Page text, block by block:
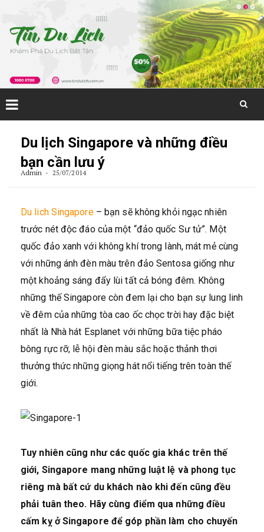
Du lịch Singapore và những điều
bạn cần lưu ý
Admin 25/07/2014
Du lich Singapore– bạn sẽ không khỏi ngạc nhiên
trước nét độc đáo của một “đảo quốc Sư tử”. Một
quốc đảo xanh với không khí trong lành, mát mẻ cùng
với những ánh đèn màu trên đảo Sentosa giống như
một khoảng sáng đẩy lùi tất cả bóng đêm. Không
những thế Singapore còn đem lại cho bạn sự lung linh
về đêm của những tòa cao ốc chọc trời hay đặc biệt
nhất là Nhà hát Esplanet với những bữa tiệc pháo
bông rực rỡ, lễ hội đèn màu sắc hoặc thảnh thơi
thưởng thức những giọng hát nổi tiếng trên toàn thế
giới.
Tuy nhiên cũng như các quốc gia khác trên thế
giới, Singapore mang những luật lệ và phong tục
riêng mà bất cứ du khách nào khi đến cũng đều
phải tuân theo. Hãy cùng điểm qua những điều
cấm kỵ ở Singapore để góp phần làm cho chuyến